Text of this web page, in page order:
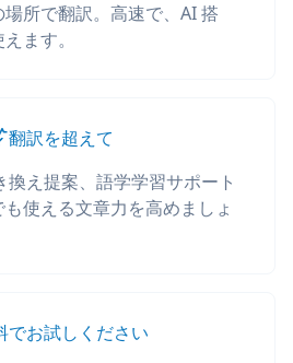
所で翻訳。高速で、AI 搭
ます。
翻訳を超えて
え提案、語学学習サポート
使える文章力を高めましょ
でお試しください